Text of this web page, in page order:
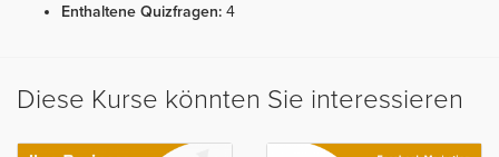
Enthaltene Quizfragen: 4
Diese Kurse könnten Sie interessieren